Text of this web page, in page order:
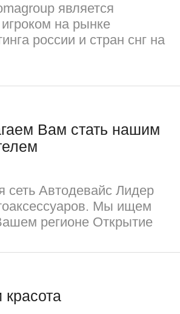
является
на рынке
россии и стран снг на
Вам стать нашим
сеть Автодевайс Лидер
Мы ищем
регионе Открытие